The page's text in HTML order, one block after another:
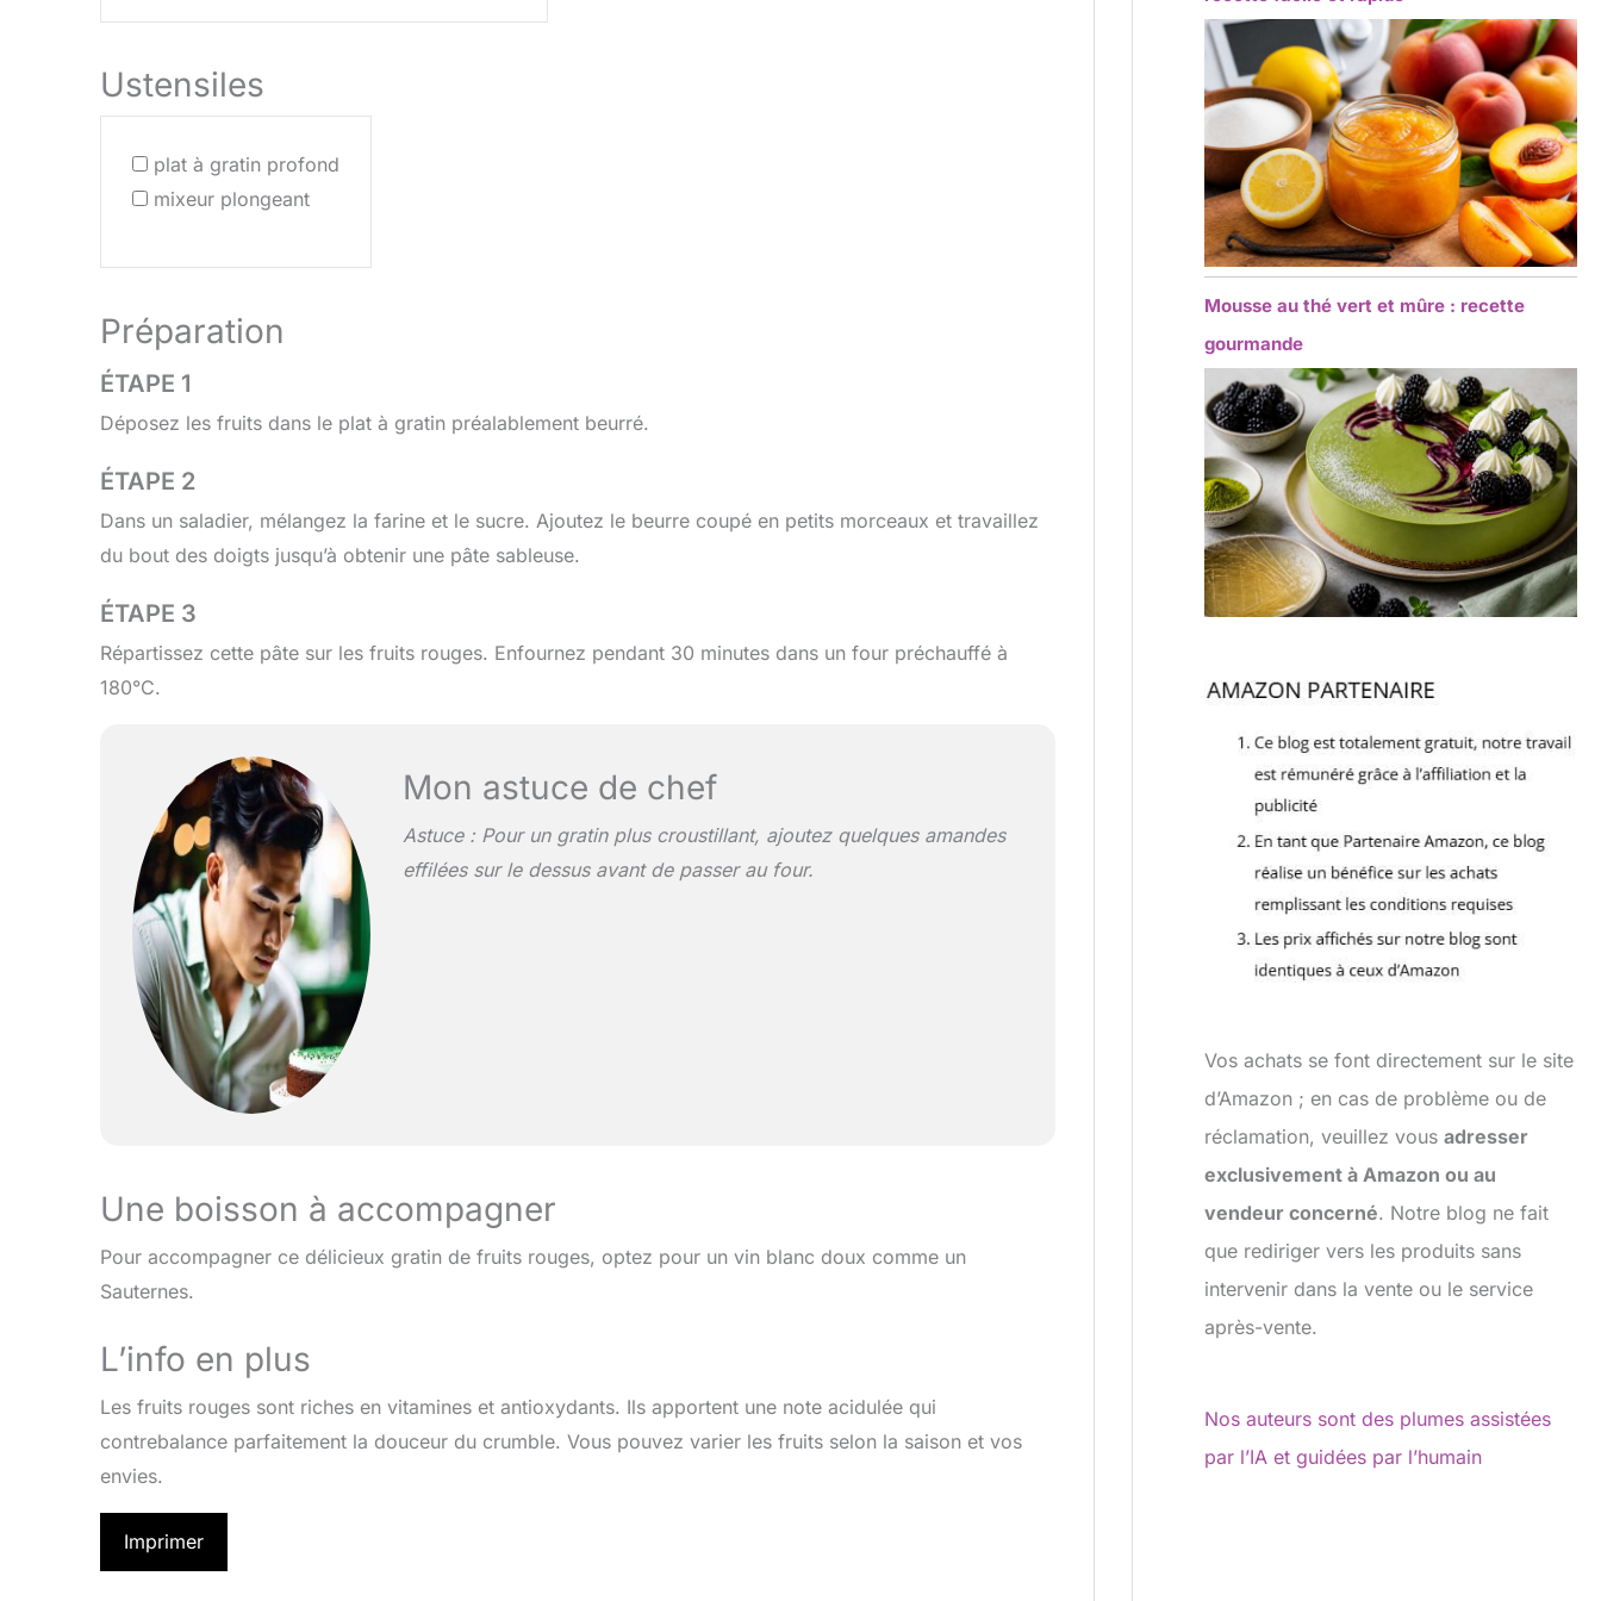
Ustensiles
plat à gratin profond
mixeur plongeant
Préparation
ÉTAPE 1
Déposez les fruits dans le plat à gratin préalablement beurré.
ÉTAPE 2
Dans un saladier, mélangez la farine et le sucre. Ajoutez le beurre coupé en petits morceaux et travaillez
du bout des doigts jusqu’à obtenir une pâte sableuse.
ÉTAPE 3
Répartissez cette pâte sur les fruits rouges. Enfournez pendant 30 minutes dans un four préchauffé à
180°C.
Mon astuce de chef
Astuce : Pour un gratin plus croustillant, ajoutez quelques amandes
effilées sur le dessus avant de passer au four.
Une boisson à accompagner
Pour accompagner ce délicieux gratin de fruits rouges, optez pour un vin blanc doux comme un
Sauternes.
L’info en plus
Les fruits rouges sont riches en vitamines et antioxydants. Ils apportent une note acidulée qui
contrebalance parfaitement la douceur du crumble. Vous pouvez varier les fruits selon la saison et vos
envies.
Imprimer
Mousse au thé vert et mûre : recette
gourmande
Vos achats se font directement sur le site
d’Amazon ; en cas de problème ou de
réclamation, veuillez vousadresser
exclusivement à Amazon ou au
vendeur concerné. Notre blog ne fait
que rediriger vers les produits sans
intervenir dans la vente ou le service
après-vente.
Nos auteurs sont des plumes assistées
par l’IA et guidées par l’humain